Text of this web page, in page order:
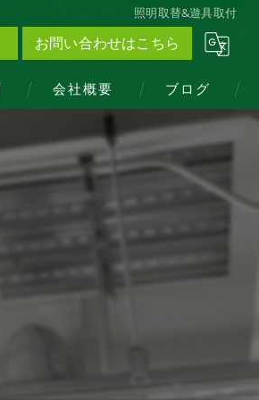
照明取替&遊具取付
お問い合わせはこちら
会社概要 ブログ